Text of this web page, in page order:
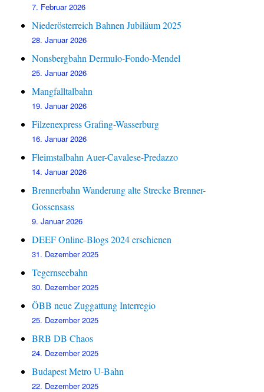
7. Februar 2026
Niederösterreich Bahnen Jubiläum 2025
28. Januar 2026
Nonsbergbahn Dermulo-Fondo-Mendel
25. Januar 2026
Mangfalltalbahn
19. Januar 2026
Filzenexpress Grafing-Wasserburg
16. Januar 2026
Fleimstalbahn Auer-Cavalese-Predazzo
14. Januar 2026
Brennerbahn Wanderung alte Strecke Brenner-
Gossensass
9. Januar 2026
DEEF Online-Blogs 2024 erschienen
31. Dezember 2025
Tegernseebahn
30. Dezember 2025
ÖBB neue Zuggattung Interregio
25. Dezember 2025
BRB DB Chaos
24. Dezember 2025
Budapest Metro U-Bahn
22. Dezember 2025